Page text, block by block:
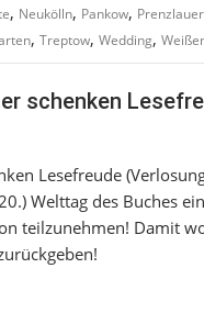
, Neukölln, Pankow,
, Treptow, Wedding,
schenken
Lesefreude
Welttag des Buches
teilzunehmen! Damit